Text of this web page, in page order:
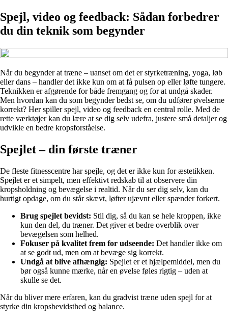
Spejl, video og feedback: Sådan forbedrer
du din teknik som begynder
Når du begynder at træne – uanset om det er styrketræning, yoga, løb
eller dans – handler det ikke kun om at få pulsen op eller løfte tungere.
Teknikken er afgørende for både fremgang og for at undgå skader.
Men hvordan kan du som begynder bedst se, om du udfører øvelserne
korrekt? Her spiller spejl, video og feedback en central rolle. Med de
rette værktøjer kan du lære at se dig selv udefra, justere små detaljer og
udvikle en bedre kropsforståelse.
Spejlet – din første træner
De fleste fitnesscentre har spejle, og det er ikke kun for æstetikken.
Spejlet er et simpelt, men effektivt redskab til at observere din
kropsholdning og bevægelse i realtid. Når du ser dig selv, kan du
hurtigt opdage, om du står skævt, løfter ujævnt eller spænder forkert.
Brug spejlet bevidst: Stil dig, så du kan se hele kroppen, ikke
kun den del, du træner. Det giver et bedre overblik over
bevægelsen som helhed.
Fokuser på kvalitet frem for udseende: Det handler ikke om
at se godt ud, men om at bevæge sig korrekt.
Undgå at blive afhængig: Spejlet er et hjælpemiddel, men du
bør også kunne mærke, når en øvelse føles rigtig – uden at
skulle se det.
Når du bliver mere erfaren, kan du gradvist træne uden spejl for at
styrke din kropsbevidsthed og balance.